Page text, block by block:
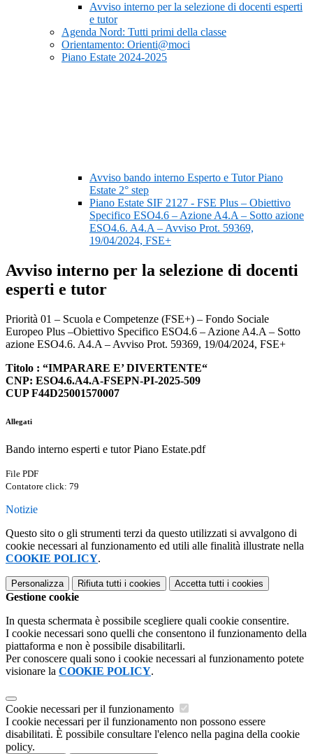
Avviso interno per la selezione di docenti esperti
e tutor
Agenda Nord: Tutti primi della classe
Orientamento: Orienti@moci
Piano Estate 2024-2025
Avviso bando interno Esperto e Tutor Piano
Estate 2° step
Piano Estate SIF 2127 - FSE Plus – Obiettivo
Specifico ESO4.6 – Azione A4.A – Sotto azione
ESO4.6. A4.A – Avviso Prot. 59369,
19/04/2024, FSE+
Avviso interno per la selezione di docenti
esperti e tutor
Priorità 01 – Scuola e Competenze (FSE+) – Fondo Sociale
Europeo Plus –Obiettivo Specifico ESO4.6 – Azione A4.A – Sotto
azione ESO4.6. A4.A – Avviso Prot. 59369, 19/04/2024, FSE+
Titolo : “IMPARARE E’ DIVERTENTE“
CNP: ESO4.6.A4.A-FSEPN-PI-2025-509
CUP F44D25001570007
Allegati
Bando interno esperti e tutor Piano Estate.pdf
File PDF
Contatore click: 79
Notizie
Questo sito o gli strumenti terzi da questo utilizzati si avvalgono di
cookie necessari al funzionamento ed utili alle finalità illustrate nella
COOKIE POLICY.
Personalizza Rifiuta tutti i cookies Accetta tutti i cookies
Gestione cookie
In questa schermata è possibile scegliere quali cookie consentire.
I cookie necessari sono quelli che consentono il funzionamento della
piattaforma e non è possibile disabilitarli.
Per conoscere quali sono i cookie necessari al funzionamento potete
visionare la COOKIE POLICY.
Cookie necessari per il funzionamento
I cookie necessari per il funzionamento non possono essere
disabilitati. È possibile consultare l'elenco nella pagina della cookie
policy.